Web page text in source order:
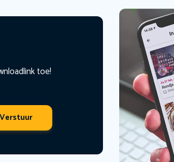
toe!
Verstuur